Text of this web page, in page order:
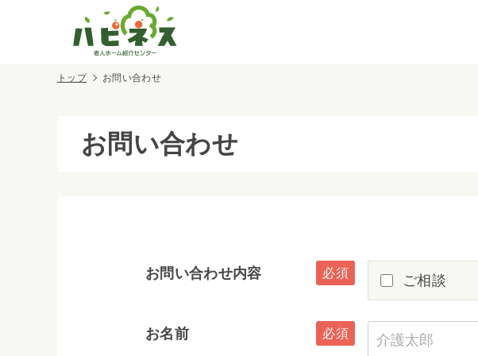
トップ お問い合わせ
お問い合わせ
お問い合わせ内容 ご相談
お名前